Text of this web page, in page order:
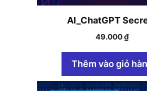
AI_ChatGPT
49.000₫
Thêm vào giỏ